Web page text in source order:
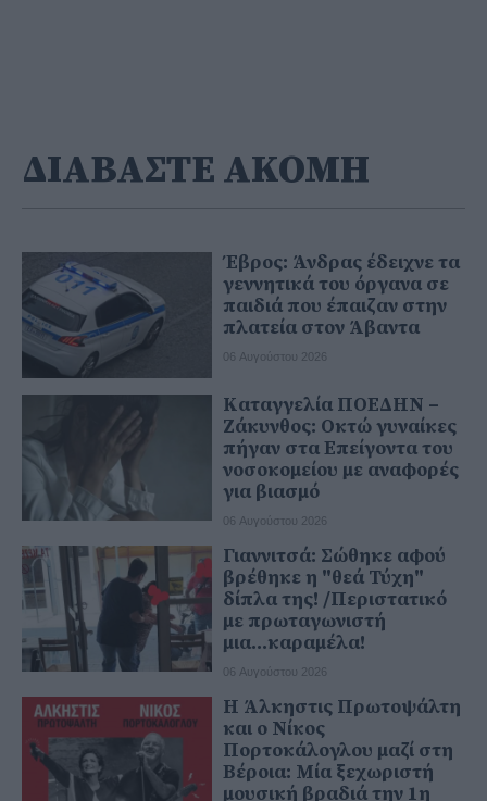
ΔΙΑΒΑΣΤΕ ΑΚΟΜΗ
Έβρος: Άνδρας έδειχνε τα
γεννητικά του όργανα σε
παιδιά που έπαιζαν στην
πλατεία στον Άβαντα
06 Αυγούστου 2026
Καταγγελία ΠΟΕΔΗΝ –
Ζάκυνθος: Οκτώ γυναίκες
πήγαν στα Επείγοντα του
νοσοκομείου με αναφορές
για βιασμό
06 Αυγούστου 2026
Γιαννιτσά: Σώθηκε αφού
βρέθηκε η "θεά Τύχη"
δίπλα της! /Περιστατικό
με πρωταγωνιστή
μια...καραμέλα!
06 Αυγούστου 2026
Η Άλκηστις Πρωτοψάλτη
και ο Νίκος
Πορτοκάλογλου μαζί στη
Βέροια: Μία ξεχωριστή
μουσική βραδιά την 1η